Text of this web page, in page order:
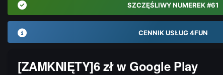
SZCZĘŚLIWY NUMEREK #61
CENNIK USŁUG 4FUN
[ZAMKNIĘTY]6 zł w Google Play